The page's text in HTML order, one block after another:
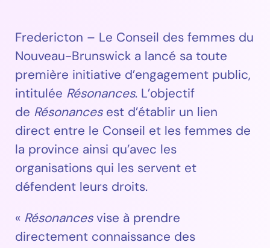
Fredericton – Le Conseil des femmes du
Nouveau-Brunswick a lancé sa toute
première initiative d’engagement public,
intitulée Résonances. L’objectif
de Résonances est d’établir un lien
direct entre le Conseil et les femmes de
la province ainsi qu’avec les
organisations qui les servent et
défendent leurs droits.
« Résonancesvise à prendre
directement connaissance des